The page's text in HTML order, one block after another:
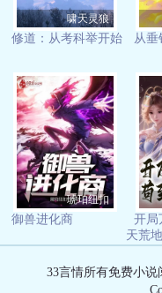
啸天灵狼
修道：从考科举开始 从垂
琥珀纽扣
御兽进化商
开局
天荒
33言情所有免费小说